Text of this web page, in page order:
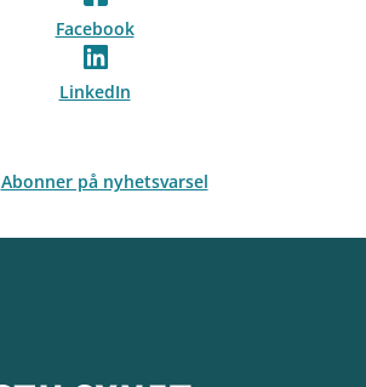
Facebook
LinkedIn
Abonner på nyhetsvarsel